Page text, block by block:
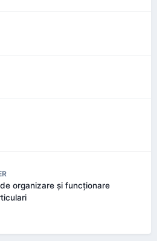
organizare și funcționare